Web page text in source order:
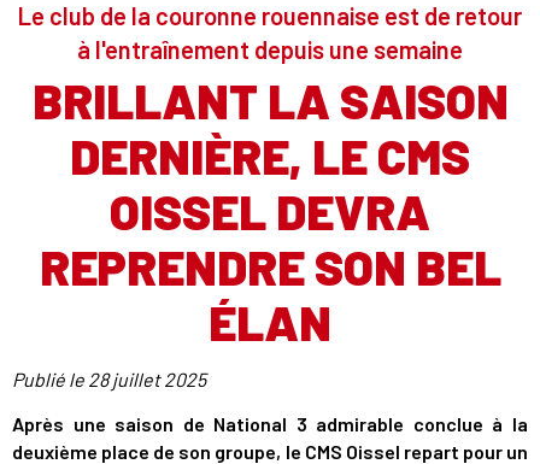
Le club de la couronne rouennaise est de retour
à l'entraînement depuis une semaine
BRILLANT LA SAISON
DERNIÈRE, LE CMS
OISSEL DEVRA
REPRENDRE SON BEL
ÉLAN
Publié le 28 juillet 2025
Après une saison de National 3 admirable conclue à la
deuxième place de son groupe, le CMS Oissel repart pour un